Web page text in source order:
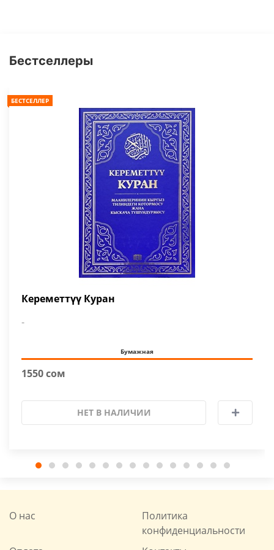
Бестселлеры
БЕСТСЕЛЛЕР
Кереметтүү Куран
-
Бумажная
1550 сом
НЕТ В НАЛИЧИИ
О нас
Политика
конфиденциальности